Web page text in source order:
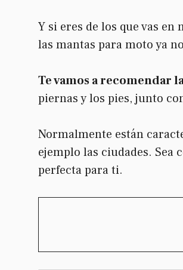
Y si eres de los que vas
las mantas para moto ya
Te vamos a recomendar
piernas y los pies, junto
Normalmente están
ejemplo las ciudades.
perfecta para ti.